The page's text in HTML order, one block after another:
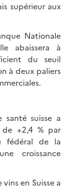
supérieur aux
Nationale
abaissera à
du seuil
à deux paliers
santé suisse a
de +2,4 % par
fédéral de la
croissance
en Suisse a